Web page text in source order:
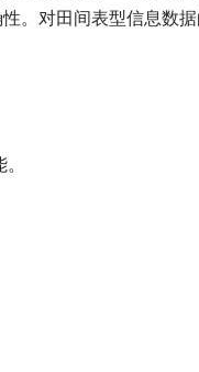
。对田间表型信息数